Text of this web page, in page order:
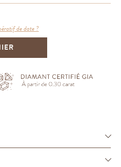
de date ?